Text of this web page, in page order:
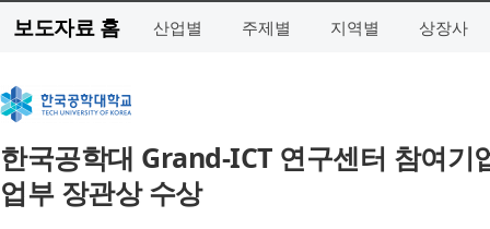
보도자료 홈 산업별 주제별 지역별 상장사
한국공학대 Grand-ICT 연구센터 참여
업부 장관상 수상